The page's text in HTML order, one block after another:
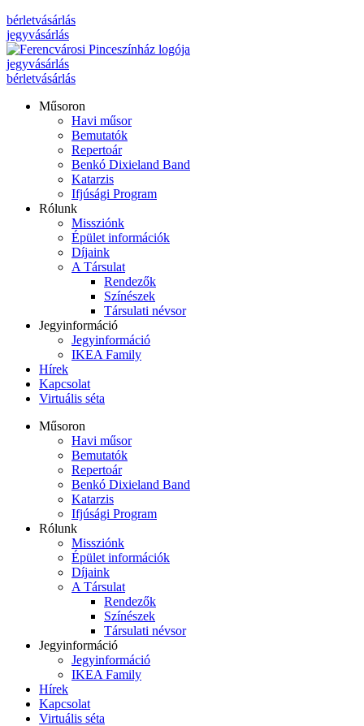
bérletvásárlás
jegyvásárlás
jegyvásárlás
bérletvásárlás
Műsoron
Havi műsor
Bemutatók
Repertoár
Benkó Dixieland Band
Katarzis
Ifjúsági Program
Rólunk
Missziónk
Épület információk
Díjaink
A Társulat
Rendezők
Színészek
Társulati névsor
Jegyinformáció
Jegyinformáció
IKEA Family
Hírek
Kapcsolat
Virtuális séta
Műsoron
Havi műsor
Bemutatók
Repertoár
Benkó Dixieland Band
Katarzis
Ifjúsági Program
Rólunk
Missziónk
Épület információk
Díjaink
A Társulat
Rendezők
Színészek
Társulati névsor
Jegyinformáció
Jegyinformáció
IKEA Family
Hírek
Kapcsolat
Virtuális séta